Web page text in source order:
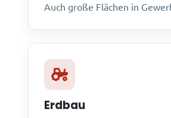
Auch große Flächen in
Erdbau